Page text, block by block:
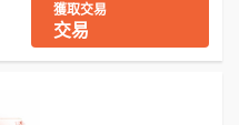
獲取交易
交易